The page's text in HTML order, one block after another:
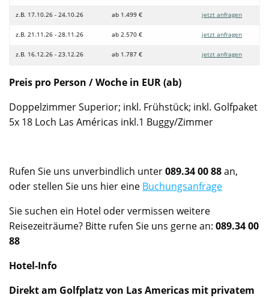
z.B. 17.10.26 - 24.10.26 ab 1.499 € jetzt anfragen
z.B. 21.11.26 - 28.11.26 ab 2.570 € jetzt anfragen
z.B. 16.12.26 - 23.12.26 ab 1.787 € jetzt anfragen
Preis pro Person / Woche in EUR (ab)
Doppelzimmer Superior; inkl. Frühstück; inkl. Golfpaket
5x 18 Loch Las Américas inkl.1 Buggy/Zimmer
Rufen Sie uns unverbindlich unter089.34 00 88an,
oder stellen Sie uns hier eine Buchungsanfrage
Sie suchen ein Hotel oder vermissen weitere
Reisezeiträume? Bitte rufen Sie uns gerne an:089.34 00
88
Hotel-Info
Direkt am Golfplatz von Las Americas mit privatem